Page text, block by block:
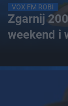
VOX FM ROBI
Zgarnij
weekend i